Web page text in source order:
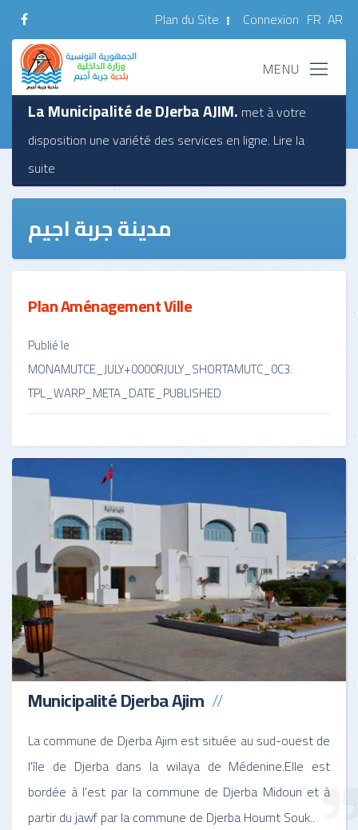
FR AR
Plan du Site Connexion
La Municipalité de DJerba AJIM. met à votre
disposition une variété des services en ligne. Lire la
suite
مدينة جربة اجيم
Plan Aménagement Ville
Publié le
MONAMUTCE_JULY+0000RJULY_SHORTAMUTC_0C3.
TPL_WARP_META_DATE_PUBLISHED
Municipalité Djerba Ajim
La commune de Djerba Ajim est située au sud-ouest de
l'île de Djerba dans la wilaya de Médenine.Elle est
bordée à l'est par la commune de Djerba Midoun et à
partir du jawf par la commune de Djerba Houmt Souk..